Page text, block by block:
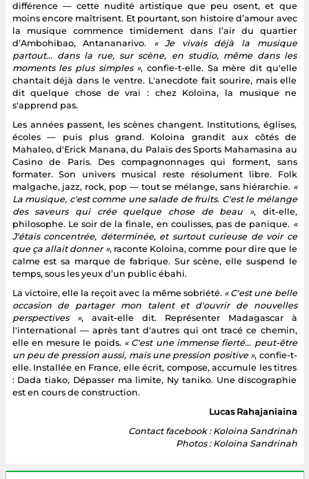
différence — cette nudité artistique que peu osent, et que
moins encore maîtrisent. Et pourtant, son histoire d’amour avec
la musique commence timidement dans l’air du quartier
d’Ambohibao, Antananarivo. « Je vivais déjà la musique
partout… dans la rue, sur scène, en studio, même dans les
moments les plus simples », confie-t-elle. Sa mère dit qu'elle
chantait déjà dans le ventre. L'anecdote fait sourire, mais elle
dit quelque chose de vrai : chez Koloina, la musique ne
s'apprend pas.
Les années passent, les scènes changent. Institutions, églises,
écoles — puis plus grand. Koloina grandit aux côtés de
Mahaleo, d'Erick Manana, du Palais des Sports Mahamasina au
Casino de Paris. Des compagnonnages qui forment, sans
formater. Son univers musical reste résolument libre. Folk
malgache, jazz, rock, pop — tout se mélange, sans hiérarchie.«
La musique, c'est comme une salade de fruits. C'est le mélange
des saveurs qui crée quelque chose de beau », dit-elle,
philosophe. Le soir de la finale, en coulisses, pas de panique. «
J'étais concentrée, déterminée, et surtout curieuse de voir ce
que ça allait donner », raconte Koloina, comme pour dire que le
calme est sa marque de fabrique. Sur scène, elle suspend le
temps, sous les yeux d’un public ébahi.
La victoire, elle la reçoit avec la même sobriété. « C'est une belle
occasion de partager mon talent et d'ouvrir de nouvelles
perspectives », avait-elle dit. Représenter Madagascar à
l'international — après tant d'autres qui ont tracé ce chemin,
elle en mesure le poids.« C'est une immense fierté… peut-être
un peu de pression aussi, mais une pression positive », confie-t-
elle. Installée en France, elle écrit, compose, accumule les titres
: Dada tiako, Dépasser ma limite, Ny taniko. Une discographie
est en cours de construction.
Lucas Rahajaniaina
Contact facebook : Koloina Sandrinah
Photos : Koloina Sandrinah